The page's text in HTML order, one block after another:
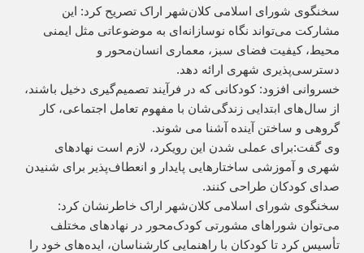
سخنگوی شورای اسلامی کلان‌شهر اراک تصریح کرد: این
مشارکت می‌تواند نگاه نوسازانه‌ای به موضوعاتی مثل ایمنی
محیط، کیفیت فضای سبز، معماری انسان‌محور و
دسترسی‌پذیری شهری ارائه دهد.
خسروانی افزود: کودکانی که در فرآیند تصمیم‌گیری دخیل باشند،
از سال‌های ابتدایی زندگی‌شان با مفهوم تعامل اجتماعی، کار
گروهی و ساختن آینده آشنا می شوند.
وی گفت:برای عملی شدن این رویکرد، لازم است نهادهای
شهری و آموزشی ساختارهایی پایدار و انعطاف‌پذیر برای شنیدن
صدای کودکان طراحی کنند.
سخنگوی شورای اسلامی کلان‌شهر اراک خاطرنشان کرد:
می‌توان شوراهای مشورتی کودک‌محور در نهادهای مختلف
تأسیس کرد تا کودکان با راهنمایی کارشناسان، ایده‌های خود را